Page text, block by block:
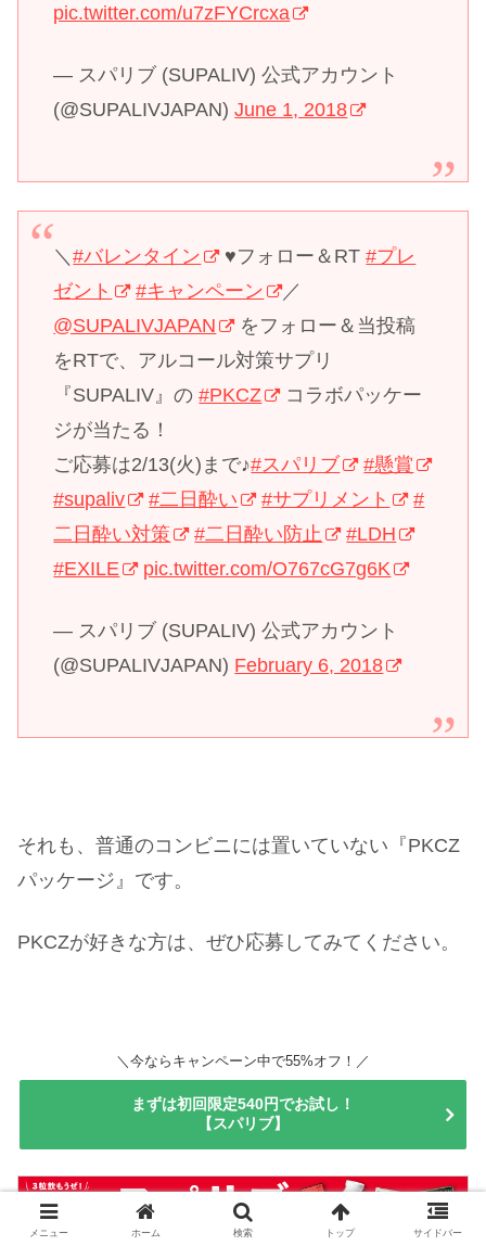
pic.twitter.com/u7zFYCrcxa
— スパリブ (SUPALIV) 公式アカウント
(@SUPALIVJAPAN)June 1, 2018
＼#バレンタイン ♥フォロー＆RT#プレ
ゼント
#キャンペーン
／
@SUPALIVJAPAN
をフォロー＆当投稿
をRTで、アルコール対策サプリ
『SUPALIV』の#PKCZ
コラボパッケー
ジが当たる！
ご応募は2/13(火)まで♪#スパリブ
#懸賞
#supaliv
#二日酔い #サプリメント
#
二日酔い対策
#二日酔い防止
#LDH
#EXILE
pic.twitter.com/O767cG7g6K
— スパリブ (SUPALIV) 公式アカウント
(@SUPALIVJAPAN) February 6, 2018
それも、普通のコンビニには置いていない『PKCZ
パッケージ』です。
PKCZが好きな方は、ぜひ応募してみてください。
＼今ならキャンペーン中で55%オフ！／
まずは初回限定540円でお試し！
【スパリブ】
メニュー ホーム 検索 トップ サイドバー